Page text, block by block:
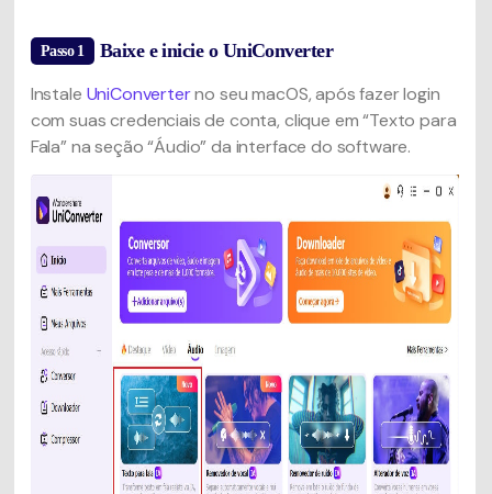
Passo 1 Baixe e inicie o UniConverter
Instale UniConverterno seu macOS, após fazer login
com suas credenciais de conta, clique em “Texto para
Fala” na seção “Áudio” da interface do software.